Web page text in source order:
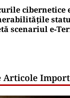
cibernetice
scenariul
Articole